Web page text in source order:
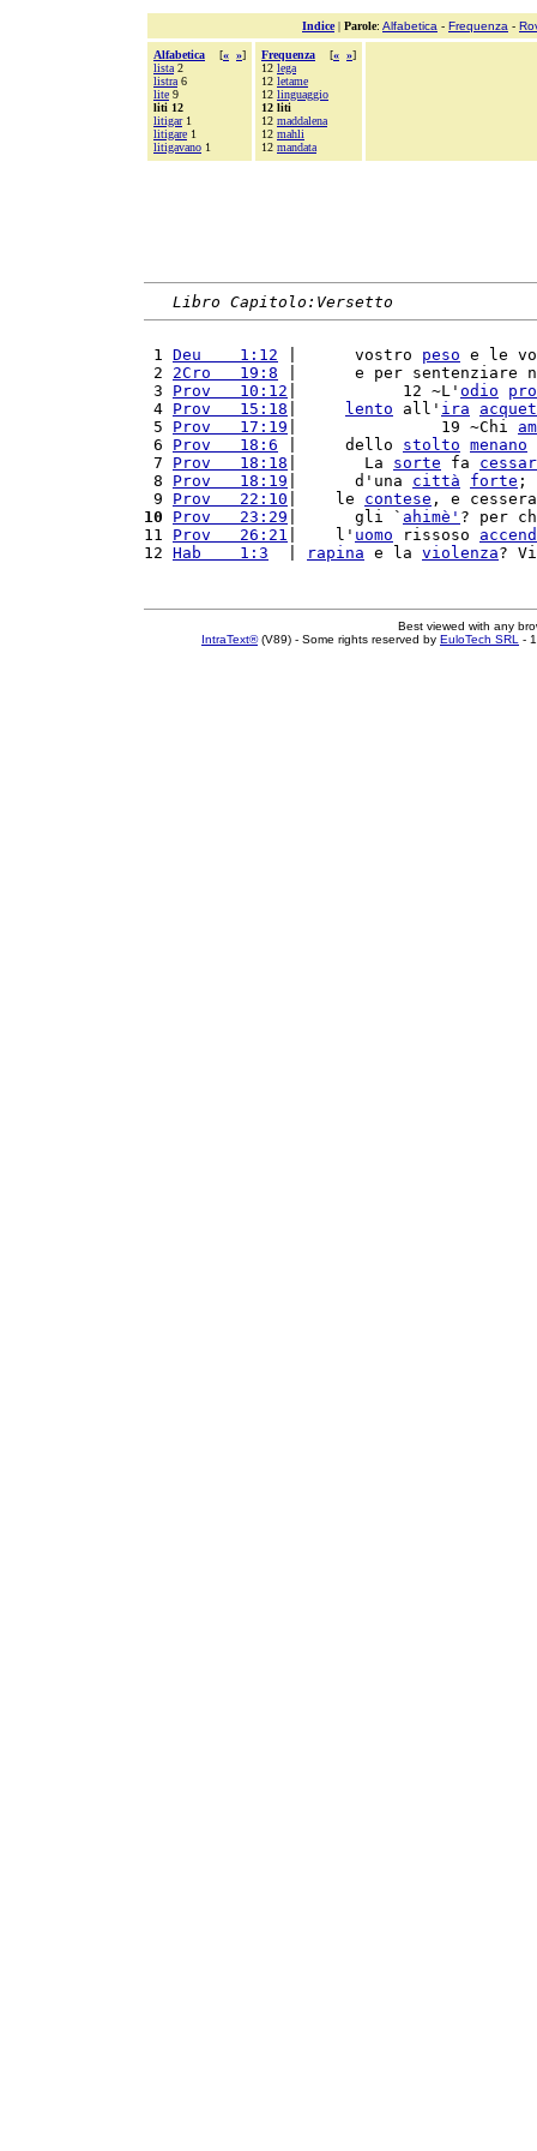
Indice| Parole: Alfabetica - Frequenza -
Alfabetica [« »]
lista 2
listra 6
lite 9
liti 12
litigar1
litigare 1
litigavano 1
Frequenza [« »]
12 lega
12 letame
12 linguaggio
12 liti
12 maddalena
12 mahli
12 mandata
Libro Capitolo:Versetto
1 Deu    1:12 |      vostro peso e le
2 2Cro   19:8 |      e per sentenziare
3 Prov   10:12 |           12 ~L' odio
4 Prov   15:18 lento all' ira
5 Prov   17:19 |               19 ~Chi
6 Prov   18:6 |     dello stolto menano
7 Prov   18:18 |       La sorte fa
8 Prov   18:19 |      d'una città forte ;
9 Prov   22:10 |    le contese , e
10
Prov   23:29 |      gli ` ahimè' ? per
11 Prov   26:21 |    l' uomo rissoso
12 Hab    1:3 rapina e la violenza?
Best viewed with any
IntraText®(V89) - Some rights reserved by EuloTech SRL -